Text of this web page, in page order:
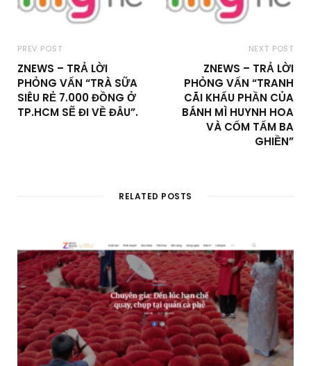
PREV POST
ZNEWS – TRẢ LỜI
PHỎNG VẤN “TRÀ SỮA
SIÊU RẺ 7.000 ĐỒNG Ở
TP.HCM SẼ ĐI VỀ ĐÂU”.
NEXT POST
ZNEWS – TRẢ LỜI
PHỎNG VẤN “TRANH
CÃI KHẨU PHẦN CỦA
BÁNH MÌ HUYNH HOA
VÀ CỐM TẤM BA
GHIỀN”
RELATED POSTS